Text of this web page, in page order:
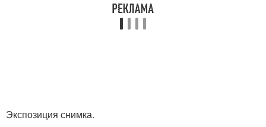
Экспозиция снимка.